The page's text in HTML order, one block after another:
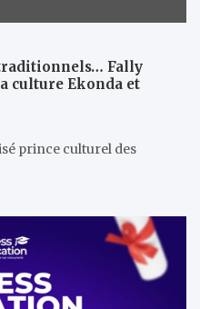
Fally
culture Ekonda et
prince culturel des